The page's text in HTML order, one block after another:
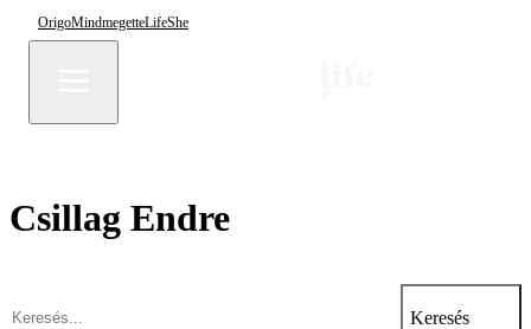
OrigoMindmegetteLifeShe
Csillag Endre
Keresés